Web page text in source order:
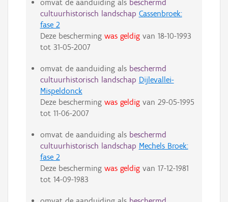
omvat de aanduiding als beschermd
cultuurhistorisch landschap Cassenbroek:
fase 2
Deze bescherming was geldigvan 18-10-1993
tot 31-05-2007
omvat de aanduiding als beschermd
cultuurhistorisch landschap Dijlevallei-
Mispeldonck
Deze bescherming was geldigvan 29-05-1995
tot 11-06-2007
omvat de aanduiding als beschermd
cultuurhistorisch landschap Mechels Broek:
fase 2
Deze bescherming was geldigvan 17-12-1981
tot 14-09-1983